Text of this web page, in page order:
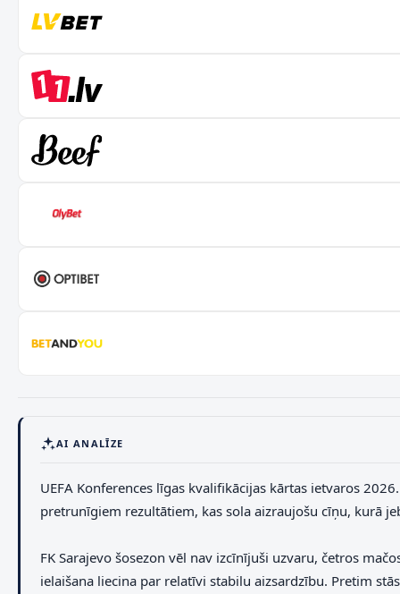
AI ANALĪZE
UEFA Konferences līgas kvalifikācijas kārtas ietvaros
pretrunīgiem rezultātiem, kas sola aizraujošu cīņu, kurā
FK Sarajevo šosezon vēl nav izcīnījuši uzvaru, četros
ielaišana liecina par relatīvi stabilu aizsardzību. Pretim